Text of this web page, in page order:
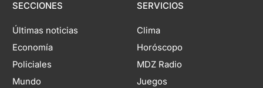
SECCIONES
Últimas noticias
Economía
Policiales
Mundo
SERVICIOS
Clima
Horóscopo
MDZ Radio
Juegos